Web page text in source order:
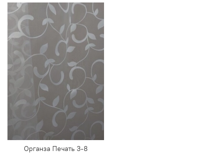
Органза Печать 3-8